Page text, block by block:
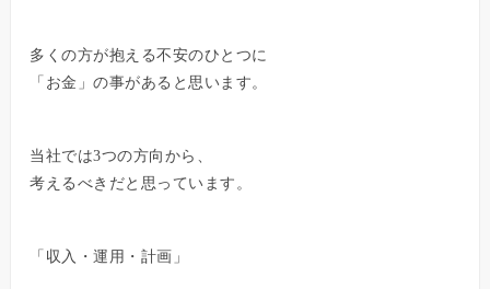
多くの方が抱える不安のひとつに
「お金」の事があると思います。
当社では3つの方向から、
考えるべきだと思っています。
「収入・運用・計画」